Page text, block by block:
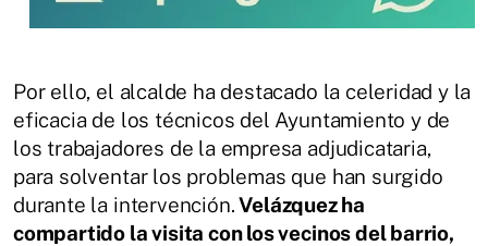
Por ello, el alcalde ha destacado la celeridad y la
eficacia de los técnicos del Ayuntamiento y de
los trabajadores de la empresa adjudicataria,
para solventar los problemas que han surgido
durante la intervención.Velázquez ha
compartido la visita con los vecinos del barrio,